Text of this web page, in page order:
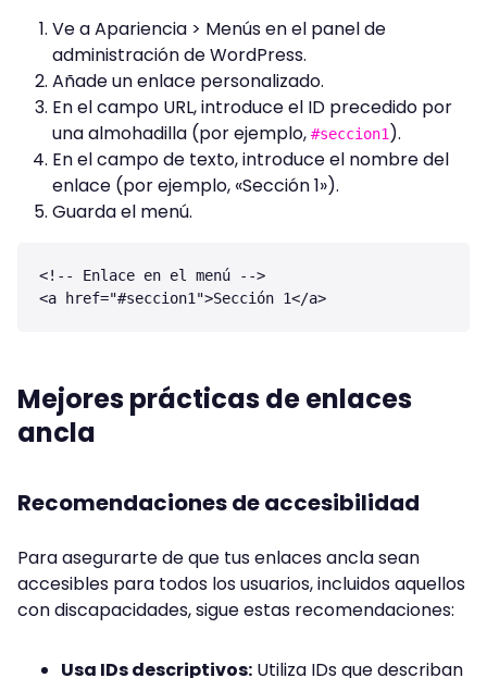
Ve a Apariencia > Menús en el panel de
administración de WordPress.
Añade un enlace personalizado.
En el campo URL, introduce el ID precedido por
una almohadilla (por ejemplo, #seccion1 ).
En el campo de texto, introduce el nombre del
enlace (por ejemplo, «Sección 1»).
Guarda el menú.
<!-- Enlace en el menú -->
Mejores prácticas de enlaces
ancla
Recomendaciones de accesibilidad
Para asegurarte de que tus enlaces ancla sean
accesibles para todos los usuarios, incluidos aquellos
con discapacidades, sigue estas recomendaciones:
Usa IDs descriptivos: Utiliza IDs que describan